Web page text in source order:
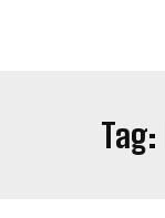
Tag: